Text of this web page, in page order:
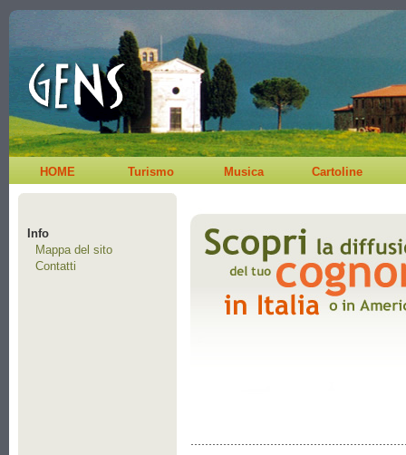
HOME Turismo Musica Cartoline
Info
Mappa del sito
Contatti